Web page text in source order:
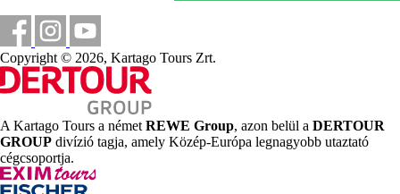
10 km
Vásárlás
43 km
Távolság a legközelebbi repülőtértől
Strand
Napágyak és napernyők a strandon ingyenesen
Tengerparti nyaralás
Copyright © 2026, Kartago Tours Zrt.
A Kartago Tours a német REWE Group, azon belül a DERTOUR
GROUP divízió tagja, amely Közép-Európa legnagyobb utaztató
cégcsoportja.